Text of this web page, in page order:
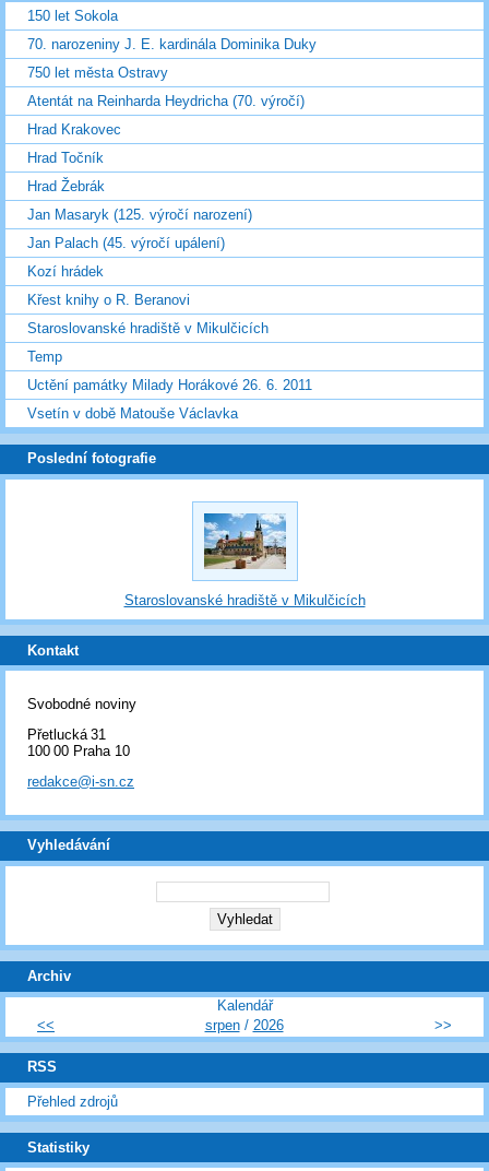
150 let Sokola
70. narozeniny J. E. kardinála Dominika Duky
750 let města Ostravy
Atentát na Reinharda Heydricha (70. výročí)
Hrad Krakovec
Hrad Točník
Hrad Žebrák
Jan Masaryk (125. výročí narození)
Jan Palach (45. výročí upálení)
Kozí hrádek
Křest knihy o R. Beranovi
Staroslovanské hradiště v Mikulčicích
Temp
Uctění památky Milady Horákové 26. 6. 2011
Vsetín v době Matouše Václavka
Poslední fotografie
Staroslovanské hradiště v Mikulčicích
Kontakt
Svobodné noviny
Přetlucká 31
100 00 Praha 10
redakce@i-sn.cz
Vyhledávání
Archiv
Kalendář
<<
srpen/ 2026 >>
RSS
Přehled zdrojů
Statistiky